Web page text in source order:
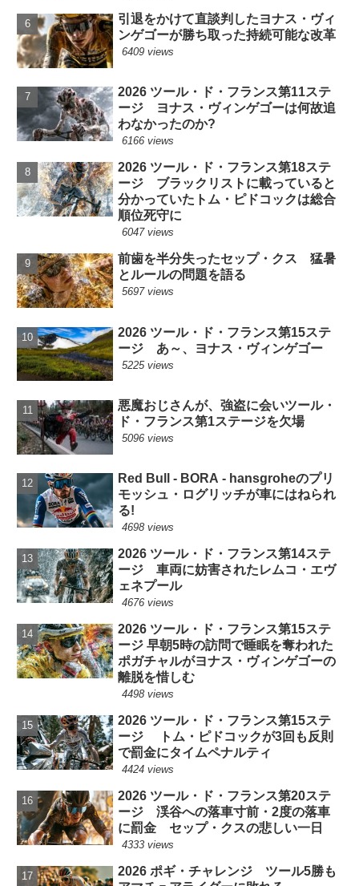
引退をかけて直談判したヨナス・ヴィ
ンゲゴーが勝ち取った持続可能な改革
6409 views
2026 ツール・ド・フランス第11ステ
ージ ヨナス・ヴィンゲゴーは何故追
わなかったのか?
6166 views
2026 ツール・ド・フランス第18ステ
ージ ブラックリストに載っていると
分かっていたトム・ピドコックは総合
順位死守に
6047 views
前歯を半分失ったセップ・クス 猛暑
とルールの問題を語る
5697 views
2026 ツール・ド・フランス第15ステ
ージ あ～、ヨナス・ヴィンゲゴー
5225 views
悪魔おじさんが、強盗に会いツール・
ド・フランス第1ステージを欠場
5096 views
Red Bull - BORA - hansgroheのプリ
モッシュ・ログリッチが車にはねられ
る!
4698 views
2026 ツール・ド・フランス第14ステ
ージ 車両に妨害されたレムコ・エヴ
ェネプール
4676 views
2026 ツール・ド・フランス第15ステ
ージ 早朝5時の訪問で睡眠を奪われた
ポガチャルがヨナス・ヴィンゲゴーの
離脱を惜しむ
4498 views
2026 ツール・ド・フランス第15ステ
ージ トム・ピドコックが3回も反則
で罰金にタイムペナルティ
4424 views
2026 ツール・ド・フランス第20ステ
ージ 渓谷への落車寸前・2度の落車
に罰金 セップ・クスの悲しい一日
4333 views
2026 ポギ・チャレンジ ツール5勝も